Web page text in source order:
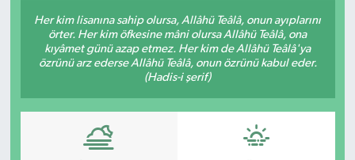
Her kim lisanına sahip olursa, Allâhü Teâlâ, onun ayıplarını
örter. Her kim öfkesine mâni olursa Allâhü Teâlâ, ona
kıyâmet günü azap etmez. Her kim de Allâhü Teâlâ'ya
özrünü arz ederse Allâhü Teâlâ, onun özrünü kabul eder.
(Hadis-i şerif)
KÜLTÜR - SANAT
MAGAZİN
SAĞLIK